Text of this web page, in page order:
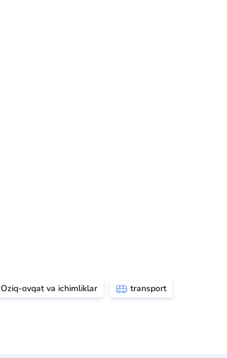
Oziq-ovqat va ichimliklar transport